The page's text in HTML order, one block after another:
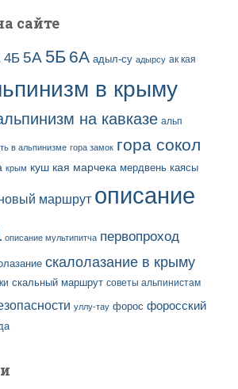
сайте
4Б 5А 5Б 6А адыл-су адырсу ак кая
в крыму
на кавказе альп
в альпинизме гора замок гора сокол
крым куш кая марчека мердвень каясы
маршрут описание
описание мультипитча первопроход
скалолазание в крыму
скальный маршрут советы альпинистам
уллу-тау форос форосский